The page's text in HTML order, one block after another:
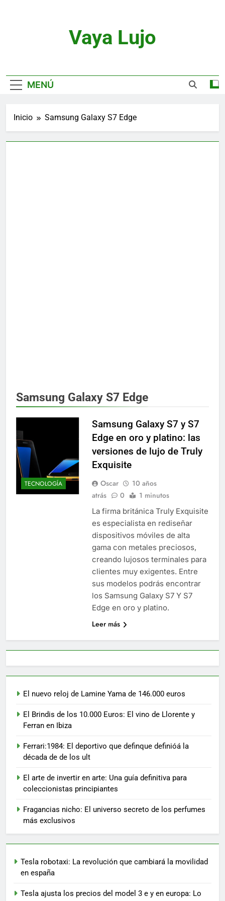
Vaya Lujo
MENÚ
Inicio Samsung Galaxy S7 Edge
Samsung Galaxy S7 Edge
TECNOLOGÍA
Samsung Galaxy S7 y S7
Edge en oro y platino: las
versiones de lujo de Truly
Exquisite
Oscar
10 años
atrás
0 1 minutos
La firma británica Truly Exquisite
es especialista en rediseñar
dispositivos móviles de alta
gama con metales preciosos,
creando lujosos terminales para
clientes muy exigentes. Entre
sus modelos podrás encontrar
los Samsung Galaxy S7 Y S7
Edge en oro y platino.
Leer más
El nuevo reloj de Lamine Yama de 146.000 euros
El Brindis de los 10.000 Euros: El vino de Llorente y
Ferran en Ibiza
Ferrari:1984: El deportivo que definque definióá la
década de de los ult
El arte de invertir en arte: Una guía definitiva para
coleccionistas principiantes
Fragancias nicho: El universo secreto de los perfumes
más exclusivos
Tesla robotaxi: La revolución que cambiará la movilidad
en españa
Tesla ajusta los precios del model 3 e y en europa: Lo